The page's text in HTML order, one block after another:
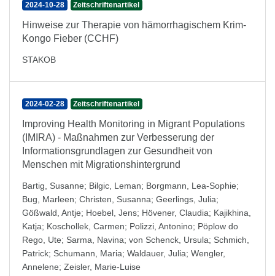
2024-10-28 Zeitschriftenartikel
Hinweise zur Therapie von hämorrhagischem Krim-
Kongo Fieber (CCHF)
STAKOB
2024-02-28 Zeitschriftenartikel
Improving Health Monitoring in Migrant Populations
(IMIRA) - Maßnahmen zur Verbesserung der
Informationsgrundlagen zur Gesundheit von
Menschen mit Migrationshintergrund
Bartig, Susanne; Bilgic, Leman; Borgmann, Lea-Sophie;
Bug, Marleen; Christen, Susanna; Geerlings, Julia;
Gößwald, Antje; Hoebel, Jens; Hövener, Claudia; Kajikhina,
Katja; Koschollek, Carmen; Polizzi, Antonino; Pöplow do
Rego, Ute; Sarma, Navina; von Schenck, Ursula; Schmich,
Patrick; Schumann, Maria; Waldauer, Julia; Wengler,
Annelene; Zeisler, Marie-Luise